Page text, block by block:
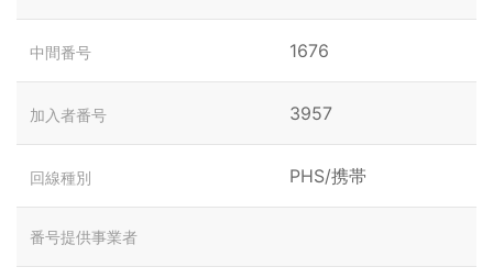
中間番号 1676
加入者番号 3957
回線種別 PHS/携帯
番号提供事業者